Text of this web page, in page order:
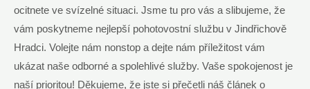
ocitnete ve svízelné situaci. Jsme tu pro vás a slibujeme, že
vám poskytneme nejlepší pohotovostní službu v Jindřichově
Hradci. Volejte nám nonstop a dejte nám příležitost vám
ukázat naše odborné a spolehlivé služby. Vaše spokojenost je
naší prioritou! Děkujeme, že jste si přečetli náš článek o